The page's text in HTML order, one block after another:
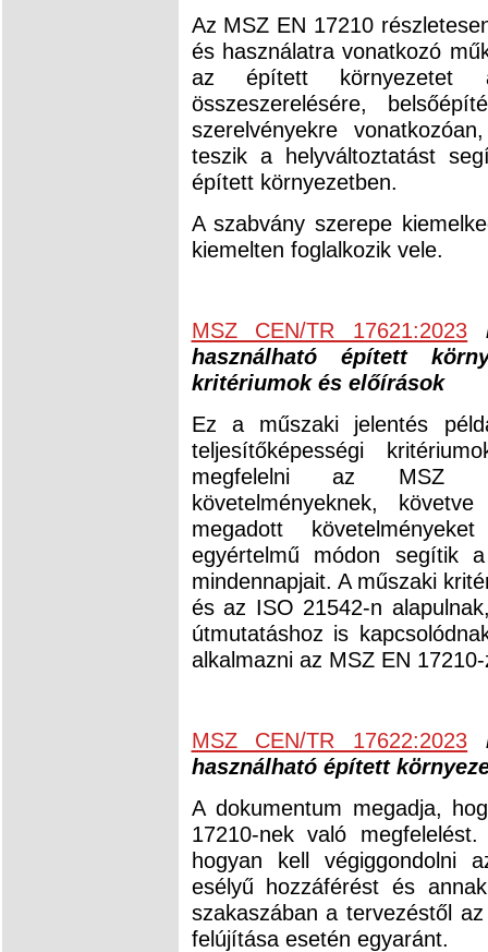
Az MSZ EN 17210
és használatra vonatkozó
az épített környezetet
összeszerelésére,
szerelvényekre
teszik a helyváltoztatást
épített környezetben.
A szabvány szerepe
kiemelten foglalkozik vele.
MSZ CEN/TR 17621:2023
használható épített
kritériumok és előírások
Ez a műszaki jelentés
teljesítőképességi
megfelelni az MSZ
követelményeknek,
megadott
egyértelmű módon segítik
mindennapjait. A műszaki
és az ISO 21542-n
útmutatáshoz is
alkalmazni az MSZ EN
MSZ CEN/TR 17622:2023
használható épített
A dokumentum megadja,
17210-nek való
hogyan kell végiggondolni
esélyű hozzáférést és
szakaszában a tervezéstől
felújítása esetén egyaránt.